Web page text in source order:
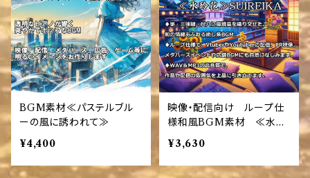
BGM素材≪パステルブル
ーの風に誘われて≫
¥4,400
映像・配信向け ループ仕
様和風BGM素材 ≪水玲
花≫SUIREIKA
¥3,630